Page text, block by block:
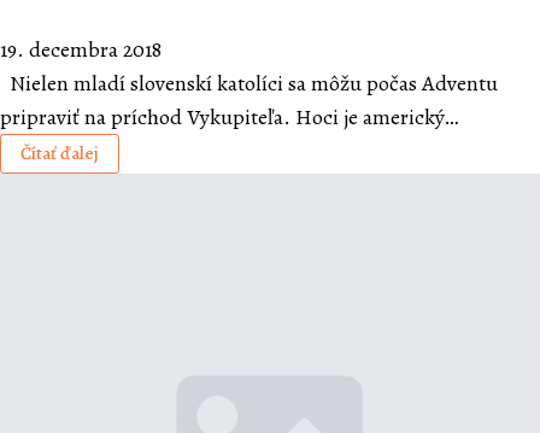
19. decembra 2018
Nielen mladí slovenskí katolíci sa môžu počas Adventu
pripraviť na príchod Vykupiteľa. Hoci je americký…
Čítať ďalej